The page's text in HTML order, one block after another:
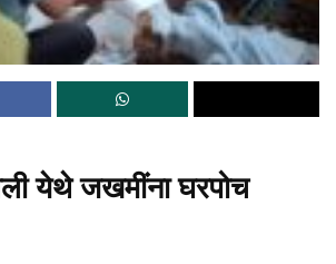
येथे जखमींना घरपोच